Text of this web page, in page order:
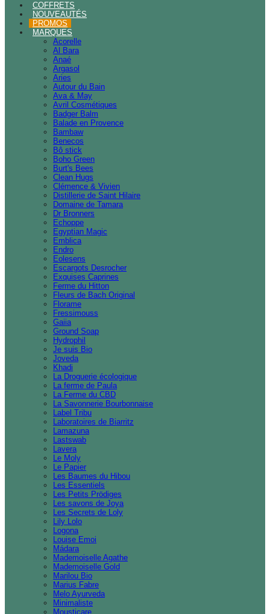
COFFRETS
NOUVEAUTÉS
PROMOS
MARQUES
Acorelle
Al Bara
Anaé
Argasol
Aries
Autour du Bain
Ava & May
Avril Cosmétiques
Badger Balm
Balade en Provence
Bambaw
Benecos
Bô stick
Boho Green
Burt's Bees
Clean Hugs
Clémence & Vivien
Distillerie de Saint Hilaire
Domaine de Tamara
Dr Bronners
Echoppe
Egyptian Magic
Emblica
Endro
Eolesens
Escargots Desrocher
Exquises Caprines
Ferme du Hitton
Fleurs de Bach Original
Florame
Fressimouss
Gaiia
Ground Soap
Hydrophil
Je suis Bio
Joveda
Khadi
La Droguerie écologique
La ferme de Paula
La Ferme du CBD
La Savonnerie Bourbonnaise
Label Tribu
Laboratoires de Biarritz
Lamazuna
Lastswab
Lavera
Le Moly
Le Papier
Les Baumes du Hibou
Les Essentiels
Les Petits Prödiges
Les savons de Joya
Les Secrets de Loly
Lily Lolo
Logona
Louise Emoi
Mádara
Mademoiselle Agathe
Mademoiselle Gold
Marilou Bio
Marius Fabre
Melo Ayurveda
Minimaliste
Mousticare